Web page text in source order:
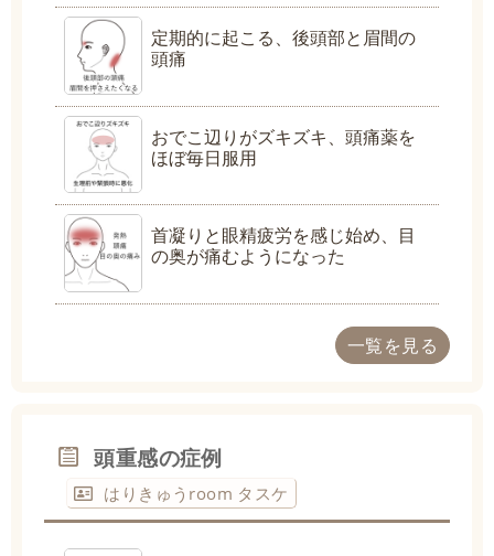
定期的に起こる、後頭部と眉間の
頭痛
おでこ辺りがズキズキ、頭痛薬を
ほぼ毎日服用
首凝りと眼精疲労を感じ始め、目
の奥が痛むようになった
一覧を見る
頭重感の症例
はりきゅうroom タスケ